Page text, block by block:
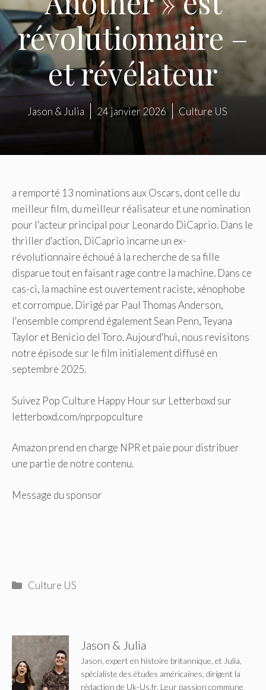
révolutionnaire –
et révélateur
Jason & Julia 24 janvier 2026 Culture US
a remporté 13 nominations aux Oscars, dont celle du
meilleur film, du meilleur réalisateur et une nomination
pour l'acteur principal pour Leonardo DiCaprio. Dans le
thriller d'action, DiCaprio incarne un ex-
révolutionnaire échoué à la recherche de sa fille
disparue tout en faisant rage contre la machine. Dans ce
cas-ci, la machine est ouvertement raciste, xénophobe
et corrompue. Dirigé par Paul Thomas Anderson,
l'ensemble comprend également Sean Penn, Teyana
Taylor et Benicio del Toro. Aujourd'hui, nous revisitons
notre épisode sur le film initialement diffusé en
septembre 2025.
Suivez Pop Culture Happy Hour sur Letterboxd sur
letterboxd.com/nprpopculture
Amazon prend en charge NPR et paie pour distribuer
une partie de notre contenu.
Message du sponsor
Catégories
Culture US
Jason & Julia
Jason, expert en histoire britannique, et Julia,
spécialiste des études américaines, dirigent la
rédaction de Uk-Us.fr. Leur passion commune